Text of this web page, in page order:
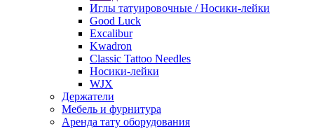
Иглы татуировочные / Носики-лейки
Good Luck
Excalibur
Kwadron
Classic Tattoo Needles
Носики-лейки
WJX
Держатели
Мебель и фурнитура
Аренда тату оборудования